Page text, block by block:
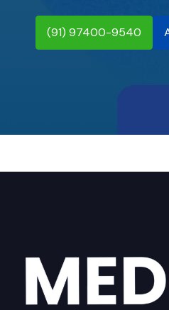
(91) 97400-9540